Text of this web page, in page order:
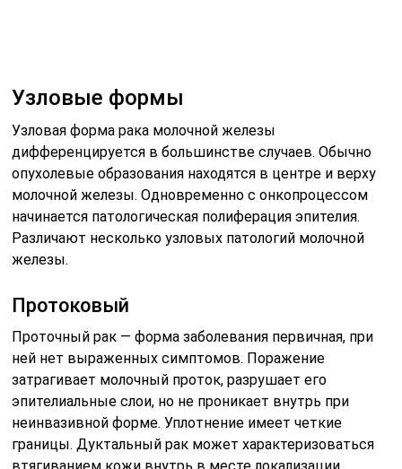
Узловые формы
Узловая форма рака молочной железы
дифференцируется в большинстве случаев. Обычно
опухолевые образования находятся в центре и верху
молочной железы. Одновременно с онкопроцессом
начинается патологическая полиферация эпителия.
Различают несколько узловых патологий молочной
железы.
Протоковый
Проточный рак — форма заболевания первичная, при
ней нет выраженных симптомов. Поражение
затрагивает молочный проток, разрушает его
эпителиальные слои, но не проникает внутрь при
неинвазивной форме. Уплотнение имеет четкие
границы. Дуктальный рак может характеризоваться